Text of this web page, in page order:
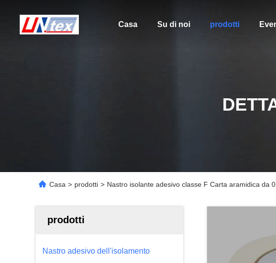
Casa Su di noi prodotti
Casa > prodotti > Nastro isolante adesivo classe F Carta aramidica da
prodotti
Nastro adesivo dell'isolamento